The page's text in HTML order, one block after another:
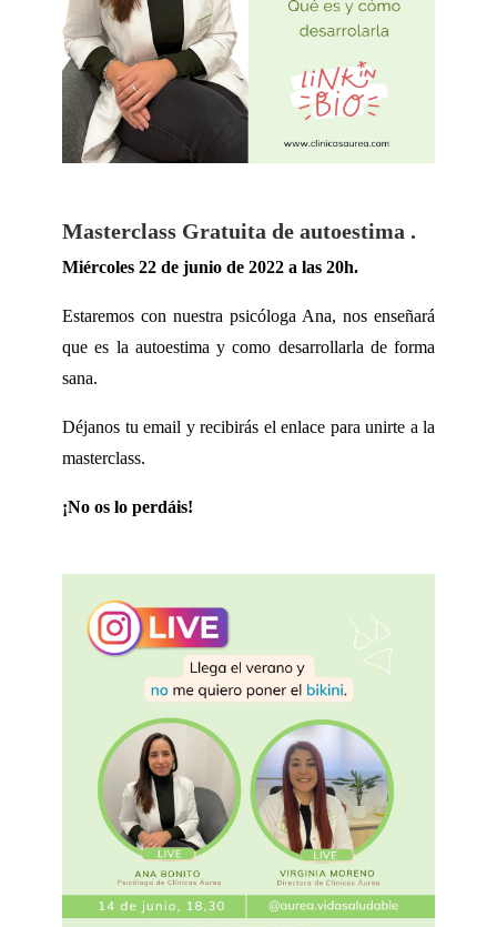
Masterclass Gratuita de autoestima .
Miércoles 22 de junio de 2022 a las 20h.
Estaremos con nuestra psicóloga Ana, nos enseñará
que es la autoestima y como desarrollarla de forma
sana.
Déjanos tu email y recibirás el enlace para unirte a la
masterclass.
¡No os lo perdáis!